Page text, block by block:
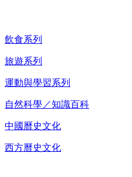
飲食系列
旅遊系列
運動與學習系列
自然科學／知識百科
中國曆史文化
西方曆史文化